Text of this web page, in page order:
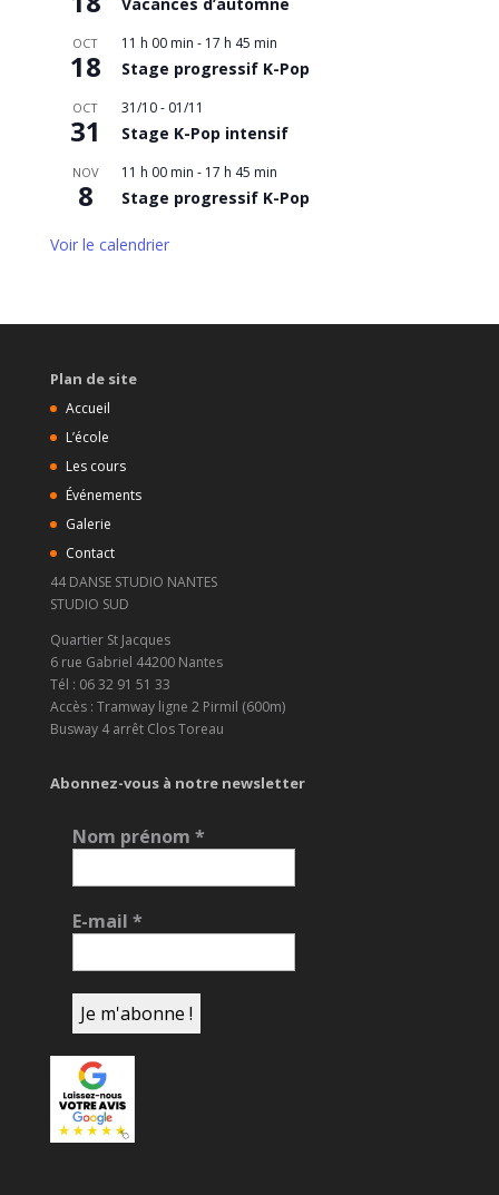
OCT
18
11 h 00 min - 17 h 45 min
Stage progressif K-Pop
OCT
31
31/10- 01/11
Stage K-Pop intensif
NOV
8
11 h 00 min - 17 h 45 min
Stage progressif K-Pop
Voir le calendrier
Plan de site
Accueil
L’école
Les cours
Événements
Galerie
Contact
44 DANSE STUDIO NANTES
STUDIO SUD
Quartier St Jacques
6 rue Gabriel 44200 Nantes
Tél : 06 32 91 51 33
Accès : Tramway ligne 2 Pirmil (600m)
Busway 4 arrêt Clos Toreau
Abonnez-vous à notre newsletter
Nom prénom *
E-mail *